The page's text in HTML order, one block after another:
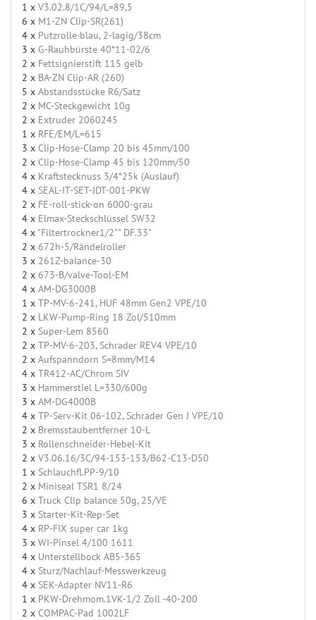
1 x V3.02.8/1C/94/L=89,5
6 x M1-ZN Clip-SR(261)
4 x Putzrolle blau, 2-lagig/38cm
3 x G-Rauhbürste 40*11-02/6
2 x Fettsignierstift 115 gelb
2 x BA-ZN Clip-AR (260)
5 x Abstandsstücke R6/Satz
2 x MC-Steckgewicht 10g
2 x Extruder 2060245
1 x RFE/EM/L=615
3 x Clip-Hose-Clamp 20 bis 45mm/100
2 x Clip-Hose-Clamp 45 bis 120mm/50
4 x Kraftstecknuss 3/4*25k (Auslauf)
4 x SEAL-IT-SET-JDT-001-PKW
2 x FE-roll-stick-on 6000-grau
4 x Elmax-Steckschlüssel SW32
4 x "Filtertrockner1/2"" DF.33"
2 x 672h-5/Rändelroller
3 x 261Z-balance-30
2 x 673-B/valve-Tool-EM
4 x AM-DG3000B
1 x TP-MV-6-241, HUF 48mm Gen2 VPE/10
2 x LKW-Pump-Ring 18 Zol/510mm
2 x Super-Lem 8560
2 x TP-MV-6-203, Schrader REV4 VPE/10
2 x Aufspanndorn S=8mm/M14
4 x TR412-AC/Chrom SIV
3 x Hammerstiel L=330/600g
3 x AM-DG4000B
4 x TP-Serv-Kit 06-102, Schrader Gen J VPE/10
2 x Bremsstaubentferner 10-L
3 x Rollenschneider-Hebel-Kit
2 x V3.06.16/3C/94-153-153/B62-C13-D50
1 x Schlauchfl.PP-9/10
2 x Miniseal TSR1 8/24
6 x Truck Clip balance 50g, 25/VE
3 x Starter-Kit-Rep-Set
4 x RP-FIX super car 1kg
3 x WI-Pinsel 4/100 1611
4 x Unterstellbock AB5-365
4 x Sturz/Nachlauf-Messwerkzeug
4 x SEK-Adapter NV11-R6
1 x PKW-Drehmom.1VK-1/2 Zoll -40-200
2 x COMPAC-Pad 1002LF